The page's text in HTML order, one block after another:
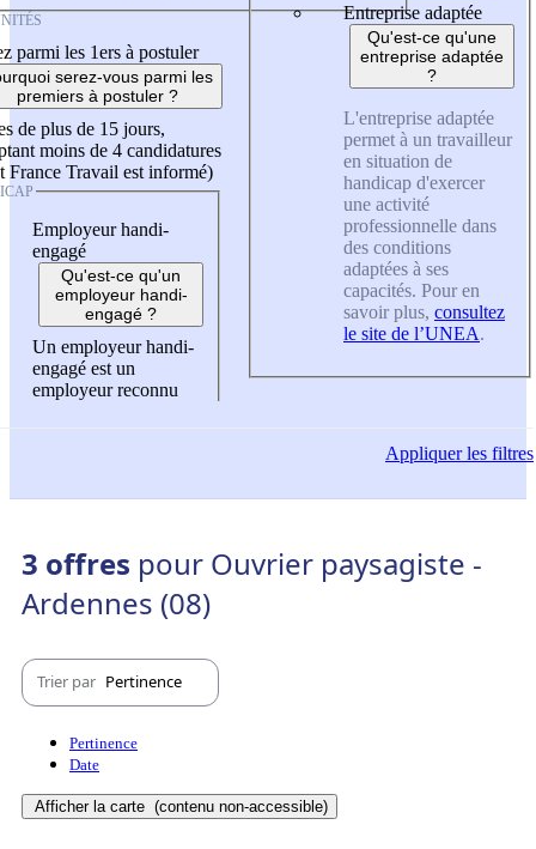
parmi les 1ers à postuler
serez-vous parmi les
premiers à postuler ?
de plus de 15 jours,
moins de 4 candidatures
France Travail est informé)
Employeur handi-
engagé
Qu'est-ce qu'un
employeur handi-
engagé ?
Un employeur handi-
engagé est un
employeur reconnu
Entreprise adaptée
Qu'est-ce qu'une
entreprise adaptée
?
L'entreprise adaptée
permet à un travailleur
en situation de
handicap d'exercer
une activité
professionnelle dans
des conditions
adaptées à ses
capacités. Pour en
savoir plus, consultez
le site de l’UNEA.
Appliquerles filtres
3 offres pour Ouvrier paysagiste -
Ardennes (08)
Trier par Pertinence
Pertinence
Date
Afficher la carte (contenu non-accessible)